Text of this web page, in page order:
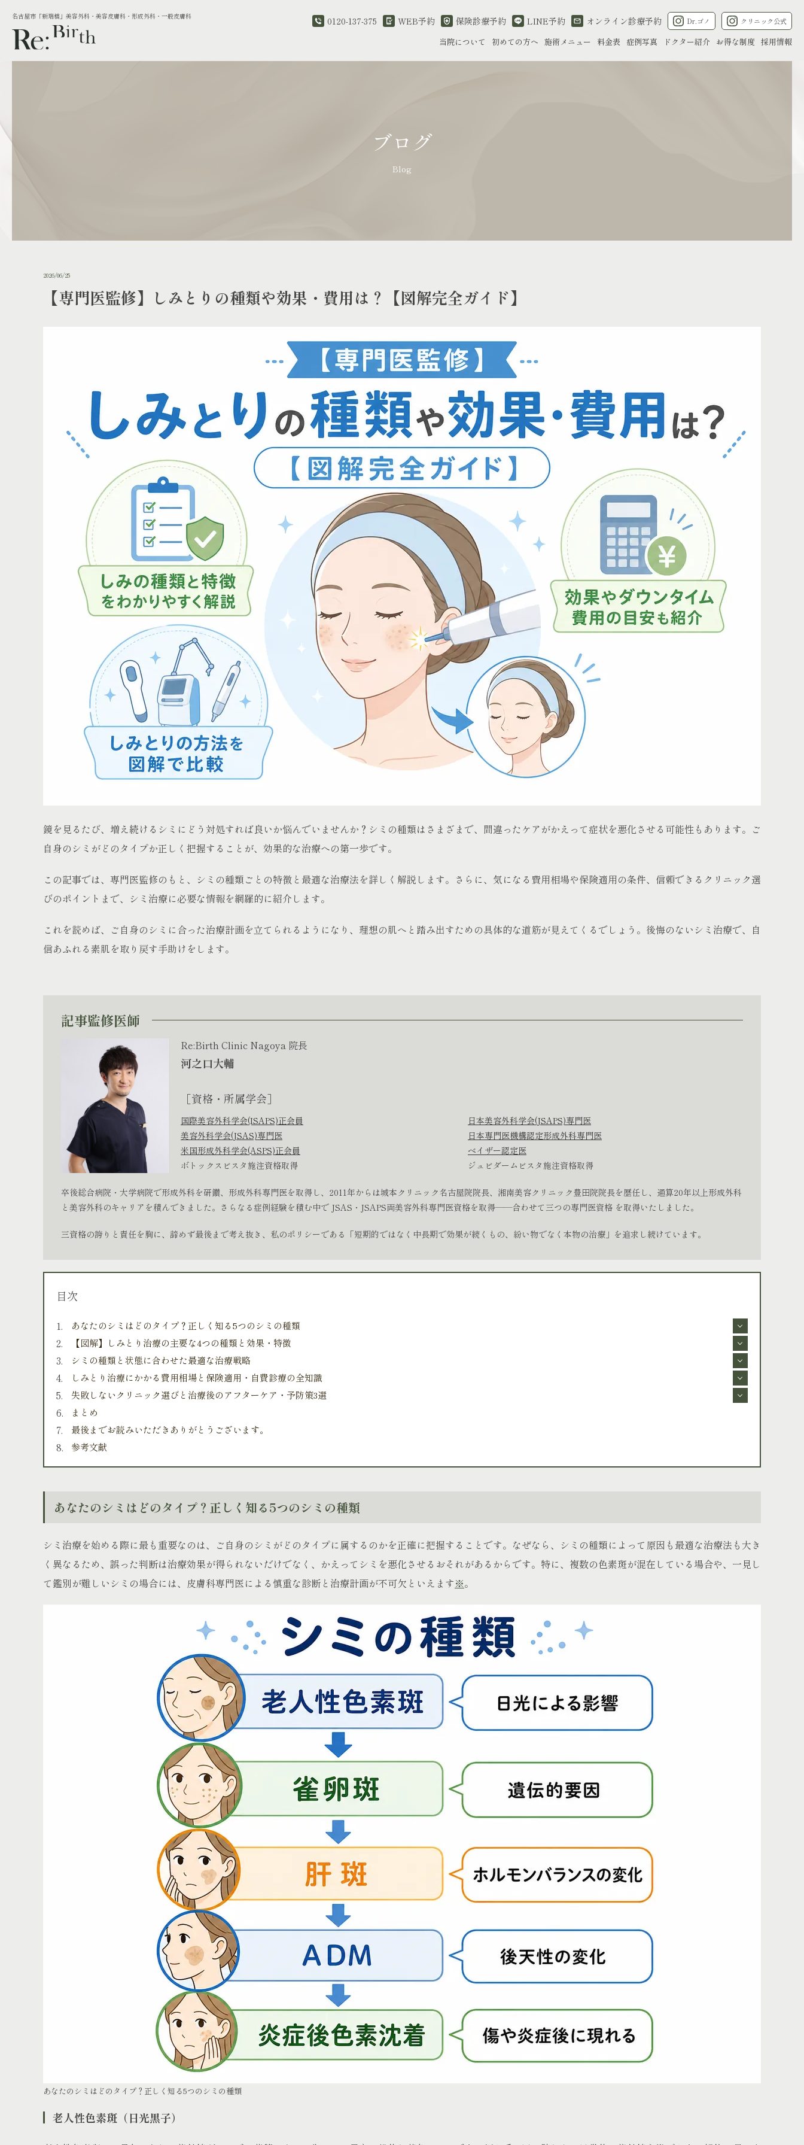
名古屋市「新瑞橋」美容外科・美容皮膚科・形成外科・一般皮膚科 0120-137-375 WEB予約 保険診療予約 LINE予約 オンライン診療予約 Dr.ゴノ クリニック公式
当院について 初めての方へ 施術メニュー 料金表 症例写真 ドクター紹介 お得な制度 採用情報
ブログ
Blog
2026/06/25
【専門医監修】しみとりの種類や効果・費用は？【図解完全ガイド】
鏡を見るたび、増え続けるシミにどう対処すれば良いか悩んでいませんか？シミの種類はさまざまで、間違ったケアがかえって症状を悪化させる可能性もあります。ご
自身のシミがどのタイプか正しく把握することが、効果的な治療への第一歩です。
この記事では、専門医監修のもと、シミの種類ごとの特徴と最適な治療法を詳しく解説します。さらに、気になる費用相場や保険適用の条件、信頼できるクリニック選
びのポイントまで、シミ治療に必要な情報を網羅的に紹介します。
これを読めば、ご自身のシミに合った治療計画を立てられるようになり、理想の肌へと踏み出すための具体的な道筋が見えてくるでしょう。後悔のないシミ治療で、自
信あふれる素肌を取り戻す手助けをします。
記事監修医師
Re:Birth Clinic Nagoya 院長
河之口大輔
［資格・所属学会］
国際美容外科学会(ISAPS)正会員
日本美容外科学会(JSAPS)専門医
美容外科学会(JSAS)専門医
日本専門医機構認定形成外科専門医
米国形成外科学会(ASPS)正会員
ベイザー認定医
ボトックスビスタ施注資格取得
ジュビダームビスタ施注資格取得
卒後総合病院・大学病院で形成外科を研鑽、形成外科専門医を取得し、2011年からは城本クリニック名古屋院院長、湘南美容クリニック豊田院院長を歴任し、通算20年以上形成外科
と美容外科のキャリアを積んできました。さらなる症例経験を積む中で JSAS・JSAPS両美容外科専門医資格を取得――合わせて三つの専門医資格 を取得いたしました。
三資格の誇りと責任を胸に、諦めず最後まで考え抜き、私のポリシーである「短期的ではなく中長期で効果が続くもの、紛い物でなく本物の治療」を追求し続けています。
目次
あなたのシミはどのタイプ？正しく知る5つのシミの種類
【図解】しみとり治療の主要な4つの種類と効果・特徴
シミの種類と状態に合わせた最適な治療戦略
しみとり治療にかかる費用相場と保険適用・自費診療の全知識
失敗しないクリニック選びと治療後のアフターケア・予防策3選
まとめ
最後までお読みいただきありがとうございます。
参考文献
あなたのシミはどのタイプ？正しく知る5つのシミの種類
シミ治療を始める際に最も重要なのは、ご自身のシミがどのタイプに属するのかを正確に把握することです。なぜなら、シミの種類によって原因も最適な治療法も大き
く異なるため、誤った判断は治療効果が得られないだけでなく、かえってシミを悪化させるおそれがあるからです。特に、複数の色素斑が混在している場合や、一見し
て鑑別が難しいシミの場合には、皮膚科専門医による慎重な診断と治療計画が不可欠といえます※。
あなたのシミはどのタイプ？正しく知る5つのシミの種類
老人性色素斑（日光黒子）